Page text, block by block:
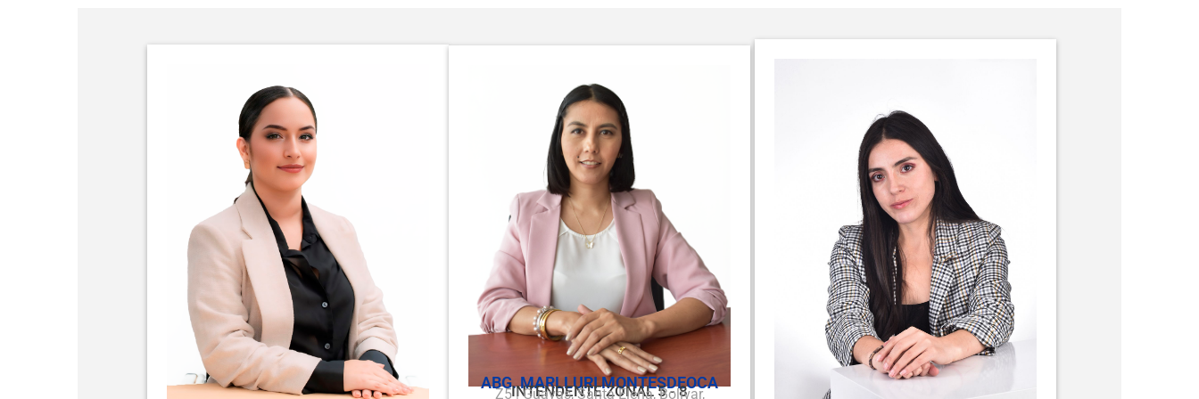
ABG. MARLLURI MONTESDEOCA
INTENDENTE ZONAL 5 - 8
Z5 | Guayas, Santa Elena, Bolívar,